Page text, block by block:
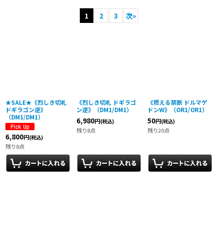
1 2 3 次»
★SALE★《烈しき切札
ドギラゴン逆》
（DM1/DM1）
6,800円(税込)
残り8点
《烈しき切札 ドギラゴ
ン逆》（DM1/DM1）
6,980円(税込)
残り8点
《燃える禁断 ドルマゲ
ドンW》（OR1/OR1）
50円(税込)
残り20点